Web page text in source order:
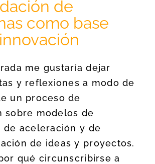
de
como base
me gustaría dejar
y reflexiones a modo de
un proceso de
sobre modelos de
de aceleración y de
de ideas y proyectos.
qué circunscribirse a